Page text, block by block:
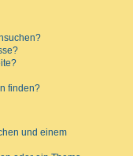
finden?
und einem